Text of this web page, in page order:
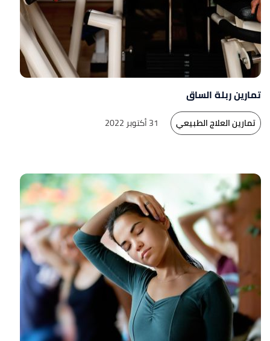
تمارين ربلة الساق
تمارين العلاج الطبيعي 31 أكتوبر 2022